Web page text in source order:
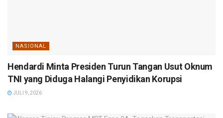
NASIONAL
Hendardi Minta Presiden Turun Tangan Usut Oknum
TNI yang Diduga Halangi Penyidikan Korupsi
JULI 9, 2026